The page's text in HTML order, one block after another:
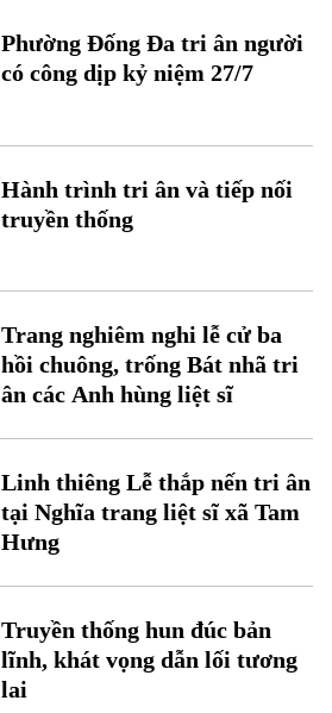
Phường Đống Đa tri ân người
có công dịp kỷ niệm 27/7
Hành trình tri ân và tiếp nối
truyền thống
Trang nghiêm nghi lễ cử ba
hồi chuông, trống Bát nhã tri
ân các Anh hùng liệt sĩ
Linh thiêng Lễ thắp nến tri ân
tại Nghĩa trang liệt sĩ xã Tam
Hưng
Truyền thống hun đúc bản
lĩnh, khát vọng dẫn lối tương
lai